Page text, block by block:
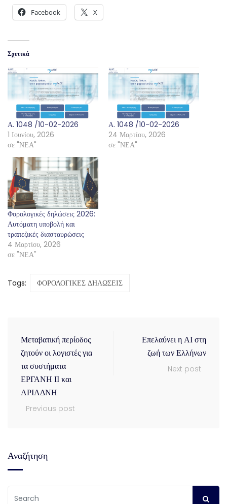
Facebook X
Σχετικά
Α. 1048 /10-02-2026
1 Ιουνίου, 2026
σε "ΝΕΑ"
Α. 1048 /10-02-2026
24 Μαρτίου, 2026
σε "ΝΕΑ"
Φορολογικές δηλώσεις 2026:
Αυτόματη υποβολή και
τραπεζικές διασταυρώσεις
4 Μαρτίου, 2026
σε "ΝΕΑ"
Tags: ΦΟΡΟΛΟΓΙΚΕΣ ΔΗΛΩΣΕΙΣ
Μεταβατική περίοδος
ζητούν οι λογιστές για
τα συστήματα
ΕΡΓΑΝΗ ΙΙ και
ΑΡΙΑΔΝΗ
Previous post
Επελαύνει η ΑΙ στη
ζωή των Ελλήνων
Next post
Αναζήτηση